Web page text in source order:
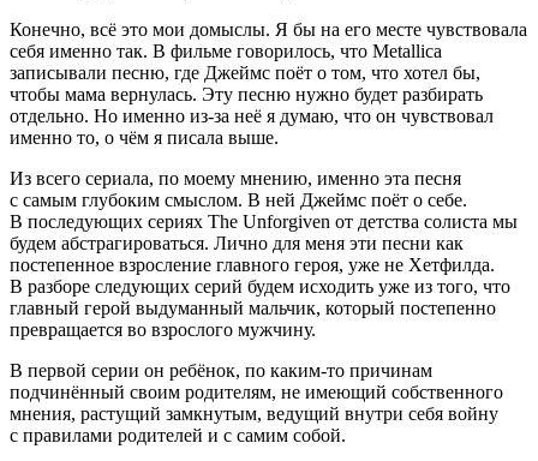
Конечно, всё это мои домыслы. Я бы на его месте чувствовала
себя именно так. В фильме говорилось, что Metallica
записывали песню, где Джеймс поёт о том, что хотел бы,
чтобы мама вернулась. Эту песню нужно будет разбирать
отдельно. Но именно из-за неё я думаю, что он чувствовал
именно то, о чём я писала выше.
Из всего сериала, по моему мнению, именно эта песня
с самым глубоким смыслом. В ней Джеймс поёт о себе.
В последующих сериях The Unforgiven от детства солиста мы
будем абстрагироваться. Лично для меня эти песни как
постепенное взросление главного героя, уже не Хетфилда.
В разборе следующих серий будем исходить уже из того, что
главный герой выдуманный мальчик, который постепенно
превращается во взрослого мужчину.
В первой серии он ребёнок, по каким-то причинам
подчинённый своим родителям, не имеющий собственного
мнения, растущий замкнутым, ведущий внутри себя войну
с правилами родителей и с самим собой.